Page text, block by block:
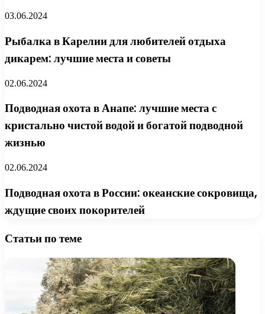
03.06.2024
Рыбалка в Карелии для любителей отдыха
дикарем: лучшие места и советы
02.06.2024
Подводная охота в Анапе: лучшие места с
кристально чистой водой и богатой подводной
жизнью
02.06.2024
Подводная охота в России: океанские сокровища,
ждущие своих покорителей
Статьи по теме